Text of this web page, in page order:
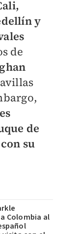
y
de
de
su
Colombia al